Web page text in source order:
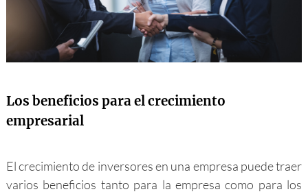
Los beneficios para el crecimiento
empresarial
El crecimiento de inversores en una empresa puede traer
varios beneficios tanto para la empresa como para los